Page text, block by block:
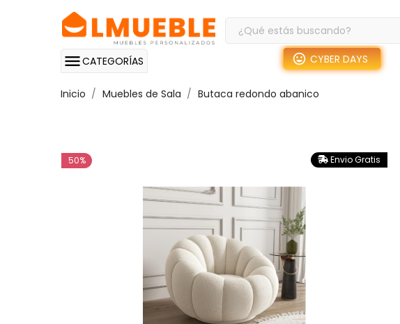
CYBER DAYS
CATEGORÍAS
Inicio Muebles de Sala Butaca redondo abanico
Envio Gratis
50%